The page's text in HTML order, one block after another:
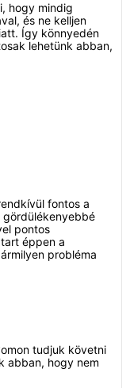
hogy mindig
és ne kelljen
Így könnyedén
lehetünk abban,
fontos a
gördülékenyebbé
pontos
éppen a
probléma
tudjuk követni
abban, hogy nem